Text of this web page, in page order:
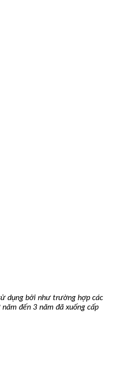
dụng bởi như trường hợp các
đến 3 năm đã xuống cấp